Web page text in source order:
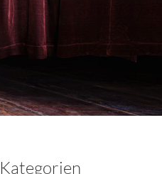
Kategorien